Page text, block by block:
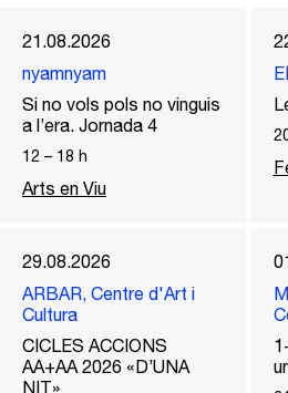
21.08.2026
nyamnyam
Si no vols pols no vinguis
a l’era. Jornada 4
12 – 18 h
Arts en Viu
29.08.2026
ARBAR, Centre d'Art i
Cultura
CICLES ACCIONS
AA+AA 2026 «D’UNA
NIT»